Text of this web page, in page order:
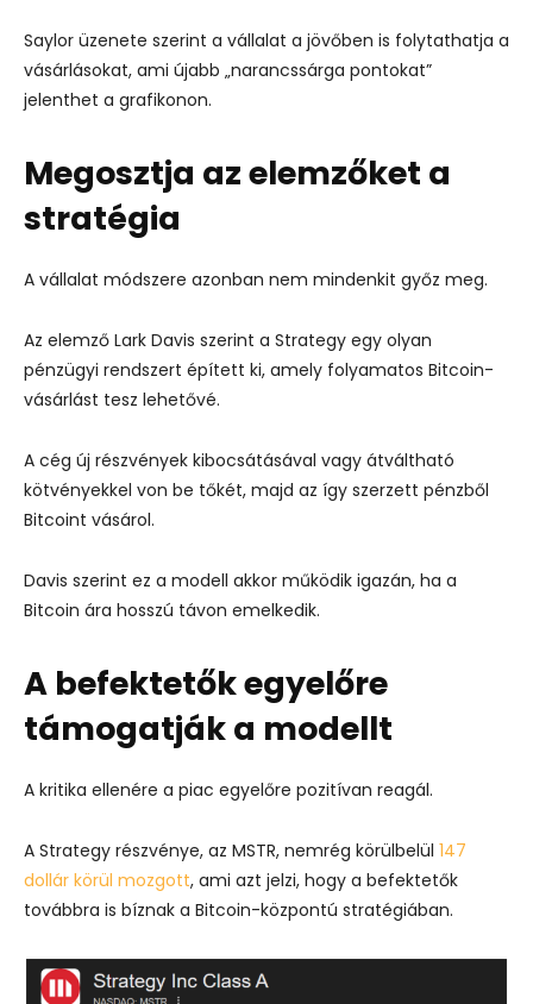
Saylor üzenete szerint a vállalat a jövőben is folytathatja a
vásárlásokat, ami újabb „narancssárga pontokat”
jelenthet a grafikonon.
Megosztja az elemzőket a
stratégia
A vállalat módszere azonban nem mindenkit győz meg.
Az elemző Lark Davis szerint a Strategy egy olyan
pénzügyi rendszert épített ki, amely folyamatos Bitcoin-
vásárlást tesz lehetővé.
A cég új részvények kibocsátásával vagy átváltható
kötvényekkel von be tőkét, majd az így szerzett pénzből
Bitcoint vásárol.
Davis szerint ez a modell akkor működik igazán, ha a
Bitcoin ára hosszú távon emelkedik.
A befektetők egyelőre
támogatják a modellt
A kritika ellenére a piac egyelőre pozitívan reagál.
A Strategy részvénye, az MSTR, nemrég körülbelül 147
dollár körül mozgott, ami azt jelzi, hogy a befektetők
továbbra is bíznak a Bitcoin-központú stratégiában.